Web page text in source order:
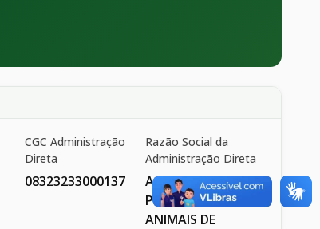
CGC Administração
Direta
08323233000137
Razão Social da
Administração Direta
ASPAC - ASSOC.
PROTETORA DOS
ANIMAIS DE